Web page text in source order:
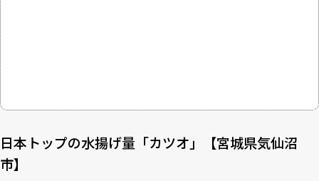
日本トップの水揚げ量「カツオ」【宮城県気仙沼
市】